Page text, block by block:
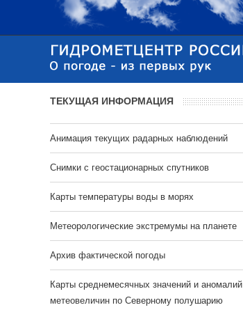
ТЕКУЩАЯ ИНФОРМАЦИЯ
Анимация текущих радарных наблюдений
Cнимки с геостационарных спутников
Карты температуры воды в морях
Метеорологические экстремумы на планете
Архив фактической погоды
Карты среднемесячных значений и аномалий
метеовеличин по Северному полушарию